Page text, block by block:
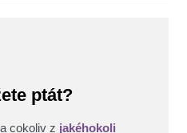
ptát?
cokoliv z jakéhokoli